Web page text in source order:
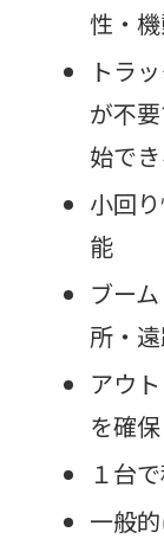
性・機
トラ
が不
始で
小回
能
ブー
所・
アウ
を確保
１台
一般